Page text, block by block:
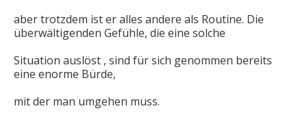
aber trotzdem ist er alles andere als Routine. Die
überwältigenden Gefühle, die eine solche
Situation auslöst , sind für sich genommen bereits
eine enorme Bürde,
mit der man umgehen muss.